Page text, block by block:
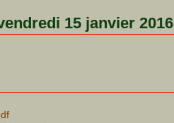
15 janvier 2016